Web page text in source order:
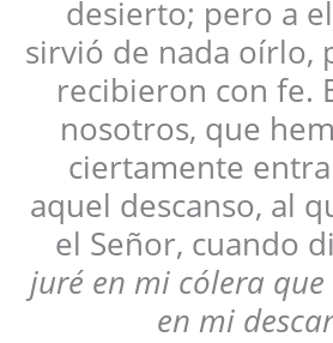
desierto; pero a
sirvió de nada oírlo,
recibieron con fe.
nosotros, que
ciertamente
aquel descanso, al
el Señor, cuando
juré en mi cólera
en mi